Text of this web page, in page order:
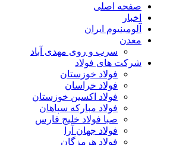
صفحه اصلی
اخبار
آلومینیوم ایران
معدن
سرب و روی مهدی آباد
شرکت های فولاد
فولاد خوزستان
فولاد خراسان
فولاد اکسین خوزستان
فولاد مبارکه سپاهان
صبا فولاد خلیج فارس
فولاد جهان آرا
فولاد هرمزگان